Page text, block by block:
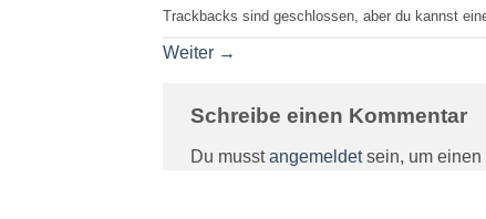
Trackbacks sind geschlossen, aber du kannst
Weiter →
Schreibe einen Kommentar
Du musstangemeldetsein, um einen